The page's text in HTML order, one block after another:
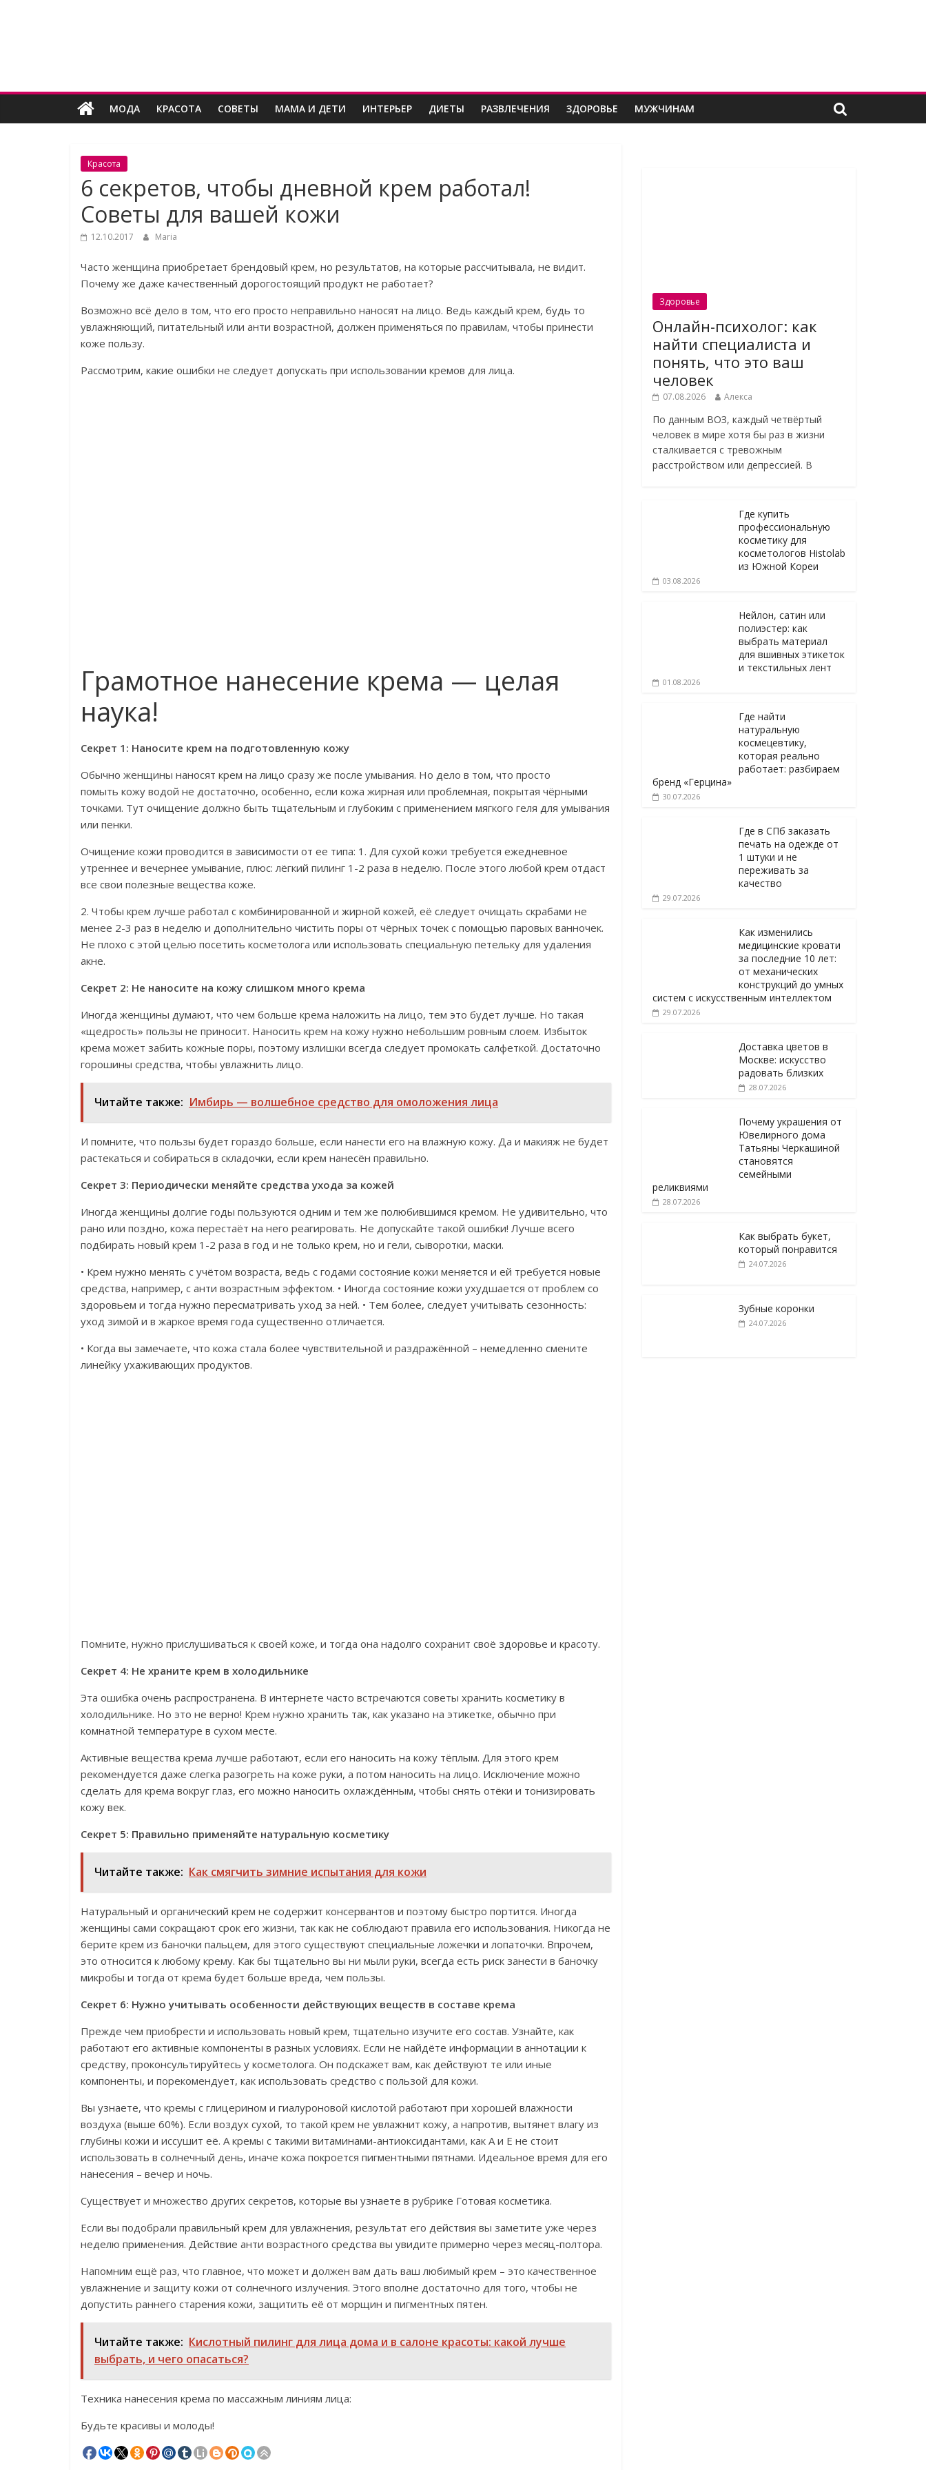
Блог
полезных
женщин
МОДА КРАСОТА СОВЕТЫ МАМА И ДЕТИ ИНТЕРЬЕР ДИЕТЫ РАЗВЛЕЧЕНИЯ ЗДОРОВЬЕ МУЖЧИНАМ
Красота
6 секретов, чтобы дневной крем работал!
Советы для вашей кожи
12.10.2017 Maria
Часто женщина приобретает брендовый крем, но результатов, на которые рассчитывала, не видит.
Почему же даже качественный дорогостоящий продукт не работает?
Возможно всё дело в том, что его просто неправильно наносят на лицо. Ведь каждый крем, будь то
увлажняющий, питательный или анти возрастной, должен применяться по правилам, чтобы принести
коже пользу.
Рассмотрим, какие ошибки не следует допускать при использовании кремов для лица.
Грамотное нанесение крема — целая
наука!
Секрет 1: Наносите крем на подготовленную кожу
Обычно женщины наносят крем на лицо сразу же после умывания. Но дело в том, что просто
помыть кожу водой не достаточно, особенно, если кожа жирная или проблемная, покрытая чёрными
точками. Тут очищение должно быть тщательным и глубоким с применением мягкого геля для умывания
или пенки.
Очищение кожи проводится в зависимости от ее типа: 1. Для сухой кожи требуется ежедневное
утреннее и вечернее умывание, плюс: лёгкий пилинг 1-2 раза в неделю. После этого любой крем отдаст
все свои полезные вещества коже.
2. Чтобы крем лучше работал с комбинированной и жирной кожей, её следует очищать скрабами не
менее 2-3 раз в неделю и дополнительно чистить поры от чёрных точек с помощью паровых ванночек.
Не плохо с этой целью посетить косметолога или использовать специальную петельку для удаления
акне.
Секрет 2: Не наносите на кожу слишком много крема
Иногда женщины думают, что чем больше крема наложить на лицо, тем это будет лучше. Но такая
«щедрость» пользы не приносит. Наносить крем на кожу нужно небольшим ровным слоем. Избыток
крема может забить кожные поры, поэтому излишки всегда следует промокать салфеткой. Достаточно
горошины средства, чтобы увлажнить лицо.
Читайте также: Имбирь — волшебное средство для омоложения лица
И помните, что пользы будет гораздо больше, если нанести его на влажную кожу. Да и макияж не будет
растекаться и собираться в складочки, если крем нанесён правильно.
Секрет 3: Периодически меняйте средства ухода за кожей
Иногда женщины долгие годы пользуются одним и тем же полюбившимся кремом. Не удивительно, что
рано или поздно, кожа перестаёт на него реагировать. Не допускайте такой ошибки! Лучше всего
подбирать новый крем 1-2 раза в год и не только крем, но и гели, сыворотки, маски.
• Крем нужно менять с учётом возраста, ведь с годами состояние кожи меняется и ей требуется новые
средства, например, с анти возрастным эффектом. • Иногда состояние кожи ухудшается от проблем со
здоровьем и тогда нужно пересматривать уход за ней. • Тем более, следует учитывать сезонность:
уход зимой и в жаркое время года существенно отличается.
• Когда вы замечаете, что кожа стала более чувствительной и раздражённой – немедленно смените
линейку ухаживающих продуктов.
Помните, нужно прислушиваться к своей коже, и тогда она надолго сохранит своё здоровье и красоту.
Секрет 4: Не храните крем в холодильнике
Эта ошибка очень распространена. В интернете часто встречаются советы хранить косметику в
холодильнике. Но это не верно! Крем нужно хранить так, как указано на этикетке, обычно при
комнатной температуре в сухом месте.
Активные вещества крема лучше работают, если его наносить на кожу тёплым. Для этого крем
рекомендуется даже слегка разогреть на коже руки, а потом наносить на лицо. Исключение можно
сделать для крема вокруг глаз, его можно наносить охлаждённым, чтобы снять отёки и тонизировать
кожу век.
Секрет 5: Правильно применяйте натуральную косметику
Читайте также: Как смягчить зимние испытания для кожи
Натуральный и органический крем не содержит консервантов и поэтому быстро портится. Иногда
женщины сами сокращают срок его жизни, так как не соблюдают правила его использования. Никогда не
берите крем из баночки пальцем, для этого существуют специальные ложечки и лопаточки. Впрочем,
это относится к любому крему. Как бы тщательно вы ни мыли руки, всегда есть риск занести в баночку
микробы и тогда от крема будет больше вреда, чем пользы.
Секрет 6: Нужно учитывать особенности действующих веществ в составе крема
Прежде чем приобрести и использовать новый крем, тщательно изучите его состав. Узнайте, как
работают его активные компоненты в разных условиях. Если не найдёте информации в аннотации к
средству, проконсультируйтесь у косметолога. Он подскажет вам, как действуют те или иные
компоненты, и порекомендует, как использовать средство с пользой для кожи.
Вы узнаете, что кремы с глицерином и гиалуроновой кислотой работают при хорошей влажности
воздуха (выше 60%). Если воздух сухой, то такой крем не увлажнит кожу, а напротив, вытянет влагу из
глубины кожи и иссушит её. А кремы с такими витаминами-антиоксидантами, как А и Е не стоит
использовать в солнечный день, иначе кожа покроется пигментными пятнами. Идеальное время для его
нанесения – вечер и ночь.
Существует и множество других секретов, которые вы узнаете в рубрике Готовая косметика.
Если вы подобрали правильный крем для увлажнения, результат его действия вы заметите уже через
неделю применения. Действие анти возрастного средства вы увидите примерно через месяц-полтора.
Напомним ещё раз, что главное, что может и должен вам дать ваш любимый крем – это качественное
увлажнение и защиту кожи от солнечного излучения. Этого вполне достаточно для того, чтобы не
допустить раннего старения кожи, защитить её от морщин и пигментных пятен.
Читайте также: Кислотный пилинг для лица дома и в салоне красоты: какой лучше
выбрать, и чего опасаться?
Техника нанесения крема по массажным линиям лица:
Будьте красивы и молоды!
Здоровье
Онлайн-психолог: как
найти специалиста и
понять, что это ваш
человек
07.08.2026 Алекса
По данным ВОЗ, каждый четвёртый
человек в мире хотя бы раз в жизни
сталкивается с тревожным
расстройством или депрессией. В
Где купить
профессиональную
косметику для
косметологов Histolab
из Южной Кореи
03.08.2026
Нейлон, сатин или
полиэстер: как
выбрать материал
для вшивных этикеток
и текстильных лент
01.08.2026
Где найти
натуральную
космецевтику,
которая реально
работает: разбираем
бренд «Герцина»
30.07.2026
Где в СПб заказать
печать на одежде от
1 штуки и не
переживать за
качество
29.07.2026
Как изменились
медицинские кровати
за последние 10 лет:
от механических
конструкций до умных
систем с искусственным интеллектом
29.07.2026
Доставка цветов в
Москве: искусство
радовать близких
28.07.2026
Почему украшения от
Ювелирного дома
Татьяны Черкашиной
становятся
семейными
реликвиями
28.07.2026
Как выбрать букет,
который понравится
24.07.2026
Зубные коронки
24.07.2026